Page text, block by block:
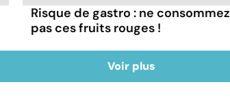
Risque de gastro : ne consommez
pas ces fruits rouges !
Voir plus